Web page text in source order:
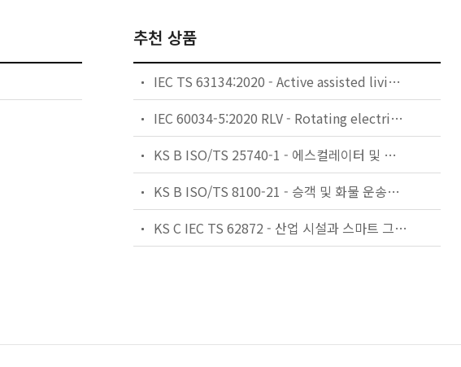
추천 상품
IEC TS 63134:2020 - Active assisted living (AAL) use cases
IEC 60034-5:2020 RLV - Rotating electrical machines - Part 5: Degrees of protection provided by the integral design of rotating electrical machines (IP code) - Classification
KS B ISO/TS 25740-1 - 에스컬레이터 및 무빙워크에 대한 안전요건 — 제1부: 세계공통 필수 안전요건(GESRs)
KS B ISO/TS 8100-21 - 승객 및 화물 운송용 엘리베이터 —제21부: 세계공통 필수안전요건(GESRs)을 충족하는 세계공통 안전 파라미터(GSPs)
KS C IEC TS 62872 - 산업 시설과 스마트 그리드 사이의 산업 공정 측정, 제어 및 자동화 시스템 인터페이스